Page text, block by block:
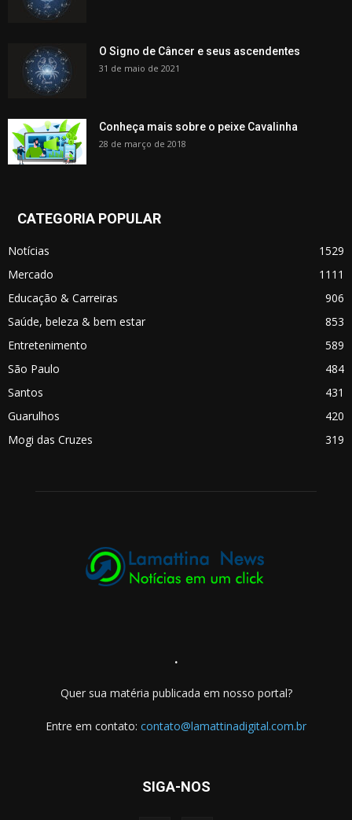
O Signo de Câncer e seus ascendentes
31 de maio de 2021
Conheça mais sobre o peixe Cavalinha
28 de março de 2018
CATEGORIA POPULAR
Notícias
1529
Mercado
1111
Educação & Carreiras
906
Saúde, beleza & bem estar
853
Entretenimento
589
São Paulo
484
Santos
431
Guarulhos
420
Mogi das Cruzes
319
.
Quer sua matéria publicada em nosso portal?
Entre em contato: contato@lamattinadigital.com.br
SIGA-NOS